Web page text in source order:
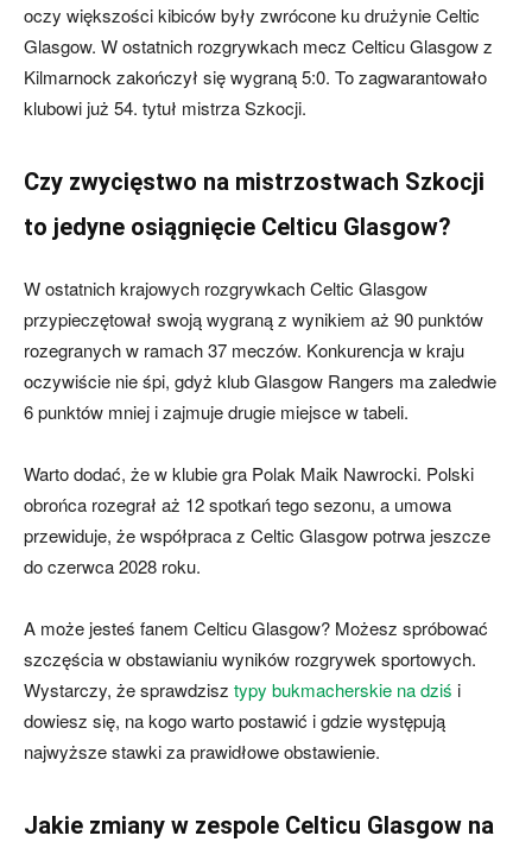
oczy większości kibiców były zwrócone ku drużynie Celtic
Glasgow. W ostatnich rozgrywkach mecz Celticu Glasgow z
Kilmarnock zakończył się wygraną 5:0. To zagwarantowało
klubowi już 54. tytuł mistrza Szkocji.
Czy zwycięstwo na mistrzostwach Szkocji
to jedyne osiągnięcie Celticu Glasgow?
W ostatnich krajowych rozgrywkach Celtic Glasgow
przypieczętował swoją wygraną z wynikiem aż 90 punktów
rozegranych w ramach 37 meczów. Konkurencja w kraju
oczywiście nie śpi, gdyż klub Glasgow Rangers ma zaledwie
6 punktów mniej i zajmuje drugie miejsce w tabeli.
Warto dodać, że w klubie gra Polak Maik Nawrocki. Polski
obrońca rozegrał aż 12 spotkań tego sezonu, a umowa
przewiduje, że współpraca z Celtic Glasgow potrwa jeszcze
do czerwca 2028 roku.
A może jesteś fanem Celticu Glasgow? Możesz spróbować
szczęścia w obstawianiu wyników rozgrywek sportowych.
Wystarczy, że sprawdzisz typy bukmacherskie na dziś i
dowiesz się, na kogo warto postawić i gdzie występują
najwyższe stawki za prawidłowe obstawienie.
Jakie zmiany w zespole Celticu Glasgow na